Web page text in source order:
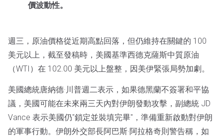
價波動性。
週三，原油價格從近期高點回落，但仍維持在關鍵的 100
美元以上，截至發稿時，美國基準西德克薩斯中質原油
（WTI）在 102.00 美元以上盤整，因美伊緊張局勢加劇。
美國總統唐納德·川普週二表示，如果德黑蘭不簽署和平協
議，美國可能在未來兩三天內對伊朗發動攻擊，副總統 JD
Vance 表示美國仍"鎖定並裝填完畢"，準備重新啟動對伊朗
的軍事行動。伊朗外交部長阿巴斯·阿拉格奇則警告稱，如